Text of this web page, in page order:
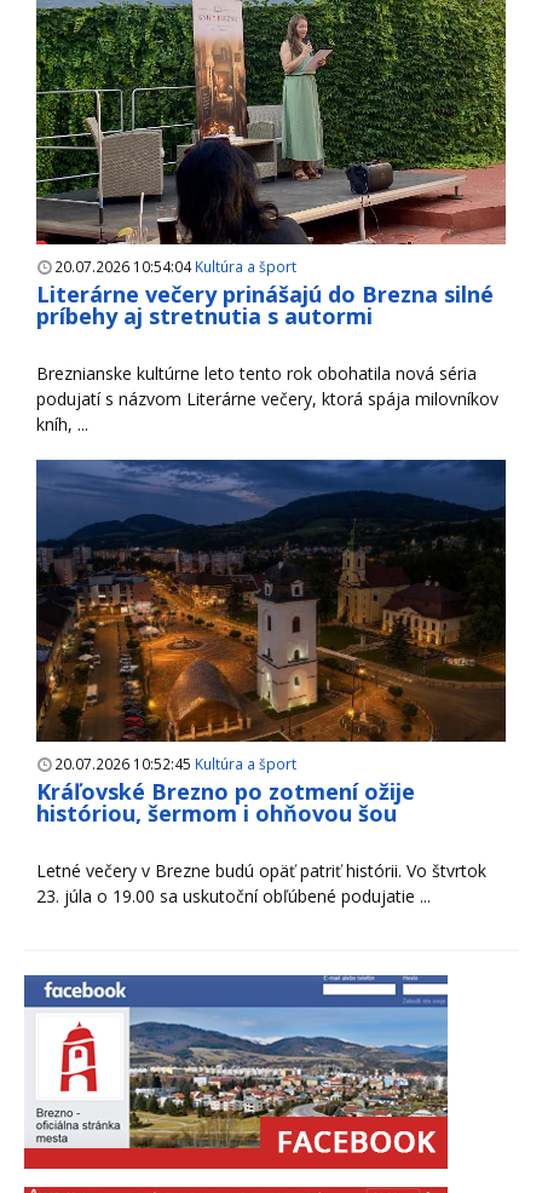
20.07.2026 10:54:04Kultúra a šport
Literárne večery prinášajú do Brezna silné
príbehy aj stretnutia s autormi
Breznianske kultúrne leto tento rok obohatila nová séria
podujatí s názvom Literárne večery, ktorá spája milovníkov
kníh, ...
20.07.2026 10:52:45 Kultúra a šport
Kráľovské Brezno po zotmení ožije
históriou, šermom i ohňovou šou
Letné večery v Brezne budú opäť patriť histórii. Vo štvrtok
23. júla o 19.00 sa uskutoční obľúbené podujatie ...